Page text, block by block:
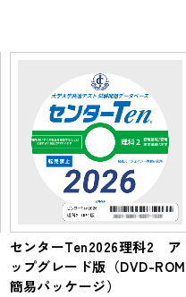
センターTen2026理科2 ア
ップグレード版（DVD-ROM
簡易パッケージ）